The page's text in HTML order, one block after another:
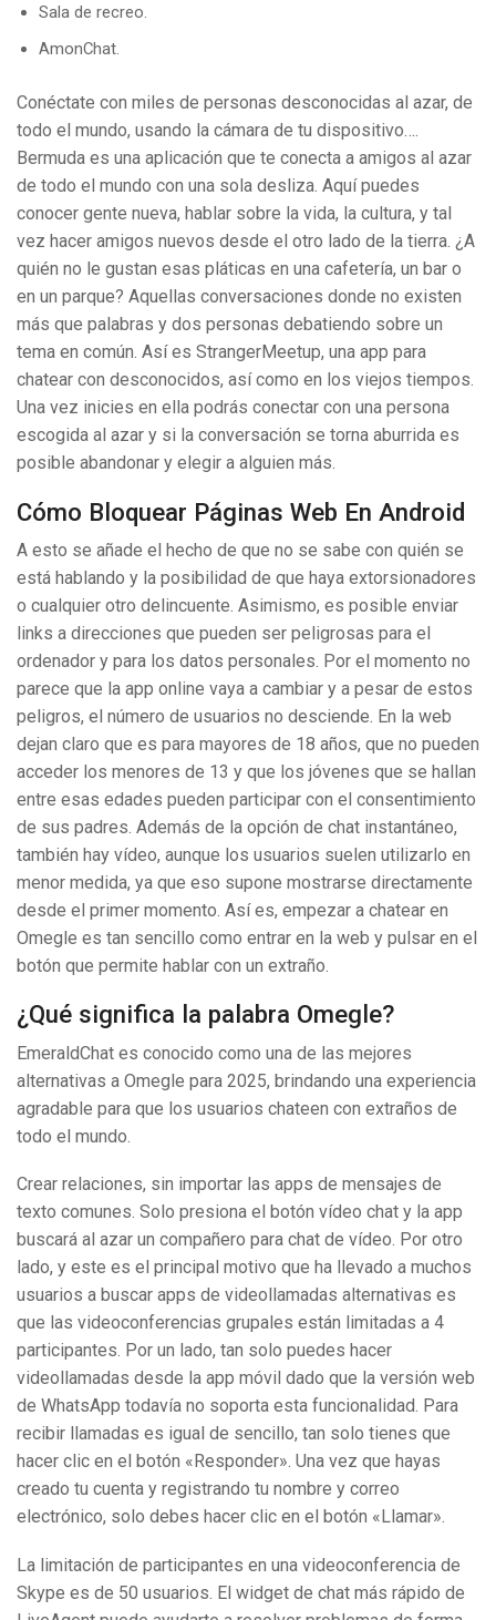
Sala de recreo.
AmonChat.
Conéctate con miles de personas desconocidas al azar, de
todo el mundo, usando la cámara de tu dispositivo….
Bermuda es una aplicación que te conecta a amigos al azar
de todo el mundo con una sola desliza. Aquí puedes
conocer gente nueva, hablar sobre la vida, la cultura, y tal
vez hacer amigos nuevos desde el otro lado de la tierra. ¿A
quién no le gustan esas pláticas en una cafetería, un bar o
en un parque? Aquellas conversaciones donde no existen
más que palabras y dos personas debatiendo sobre un
tema en común. Así es StrangerMeetup, una app para
chatear con desconocidos, así como en los viejos tiempos.
Una vez inicies en ella podrás conectar con una persona
escogida al azar y si la conversación se torna aburrida es
posible abandonar y elegir a alguien más.
Cómo Bloquear Páginas Web En Android
A esto se añade el hecho de que no se sabe con quién se
está hablando y la posibilidad de que haya extorsionadores
o cualquier otro delincuente. Asimismo, es posible enviar
links a direcciones que pueden ser peligrosas para el
ordenador y para los datos personales. Por el momento no
parece que la app online vaya a cambiar y a pesar de estos
peligros, el número de usuarios no desciende. En la web
dejan claro que es para mayores de 18 años, que no pueden
acceder los menores de 13 y que los jóvenes que se hallan
entre esas edades pueden participar con el consentimiento
de sus padres. Además de la opción de chat instantáneo,
también hay vídeo, aunque los usuarios suelen utilizarlo en
menor medida, ya que eso supone mostrarse directamente
desde el primer momento. Así es, empezar a chatear en
Omegle es tan sencillo como entrar en la web y pulsar en el
botón que permite hablar con un extraño.
¿Qué significa la palabra Omegle?
EmeraldChat es conocido como una de las mejores
alternativas a Omegle para 2025, brindando una experiencia
agradable para que los usuarios chateen con extraños de
todo el mundo.
Crear relaciones, sin importar las apps de mensajes de
texto comunes. Solo presiona el botón vídeo chat y la app
buscará al azar un compañero para chat de vídeo. Por otro
lado, y este es el principal motivo que ha llevado a muchos
usuarios a buscar apps de videollamadas alternativas es
que las videoconferencias grupales están limitadas a 4
participantes. Por un lado, tan solo puedes hacer
videollamadas desde la app móvil dado que la versión web
de WhatsApp todavía no soporta esta funcionalidad. Para
recibir llamadas es igual de sencillo, tan solo tienes que
hacer clic en el botón «Responder». Una vez que hayas
creado tu cuenta y registrando tu nombre y correo
electrónico, solo debes hacer clic en el botón «Llamar».
La limitación de participantes en una videoconferencia de
Skype es de 50 usuarios. El widget de chat más rápido de